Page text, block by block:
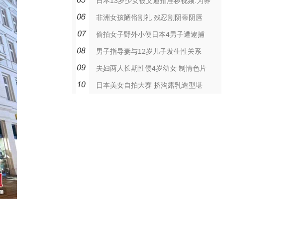
非洲女孩陋俗割礼 残忍割阴蒂阴唇
偷拍女子野外小便日本4男子遭逮捕
男子指导妻与12岁儿子发生性关系
夫妇两人长期性侵4岁幼女 制情色片
日本美女自拍大赛 挤沟露乳造型堪